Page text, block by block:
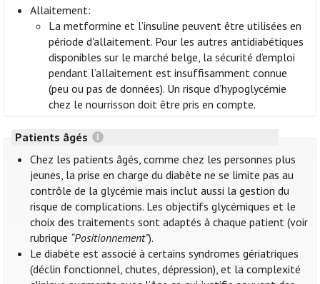
Allaitement:
La metformine et l’insuline peuvent être utilisées en
période d'allaitement. Pour les autres antidiabétiques
disponibles sur le marché belge, la sécurité d’emploi
pendant l’allaitement est insuffisamment connue
(peu ou pas de données). Un risque d’hypoglycémie
chez le nourrisson doit être pris en compte.
Patients âgés
Chez les patients âgés, comme chez les personnes plus
jeunes, la prise en charge du diabète ne se limite pas au
contrôle de la glycémie mais inclut aussi la gestion du
risque de complications. Les objectifs glycémiques et le
choix des traitements sont adaptés à chaque patient (voir
rubrique “Positionnement”).
Le diabète est associé à certains syndromes gériatriques
(déclin fonctionnel, chutes, dépression), et la complexité